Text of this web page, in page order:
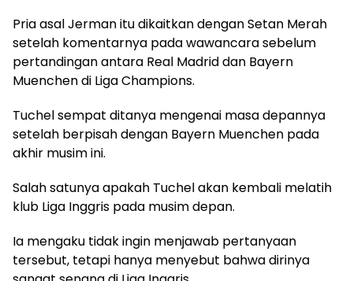
Pria asal Jerman itu dikaitkan dengan Setan Merah
setelah komentarnya pada wawancara sebelum
pertandingan antara Real Madrid dan Bayern
Muenchen di Liga Champions.
Tuchel sempat ditanya mengenai masa depannya
setelah berpisah dengan Bayern Muenchen pada
akhir musim ini.
Salah satunya apakah Tuchel akan kembali melatih
klub Liga Inggris pada musim depan.
Ia mengaku tidak ingin menjawab pertanyaan
tersebut, tetapi hanya menyebut bahwa dirinya